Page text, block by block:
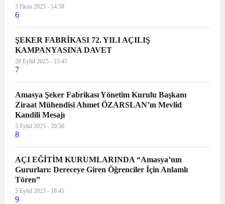
3 Ekim 2025 - 14:58
6
ŞEKER FABRİKASI 72. YILI AÇILIŞ
KAMPANYASINA DAVET
28 Eylül 2025 - 15:45
7
Amasya Şeker Fabrikası Yönetim Kurulu Başkanı
Ziraat Mühendisi Ahmet ÖZARSLAN’ın Mevlid
Kandili Mesajı
5 Eylül 2025 - 20:50
8
AÇI EĞİTİM KURUMLARINDA “Amasya’nın
Gururları: Dereceye Giren Öğrenciler İçin Anlamlı
Tören”
5 Eylül 2025 - 18:45
9